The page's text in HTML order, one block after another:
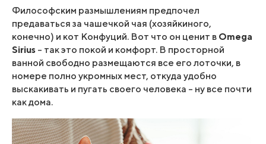
Философским размышлениям предпочел
предаваться за чашечкой чая (хозяйкиного,
конечно) и кот Конфуций. Вот что он ценит в Omega
Sirius – так это покой и комфорт. В просторной
ванной свободно размещаются все его лоточки, в
номере полно укромных мест, откуда удобно
выскакивать и пугать своего человека – ну все почти
как дома.